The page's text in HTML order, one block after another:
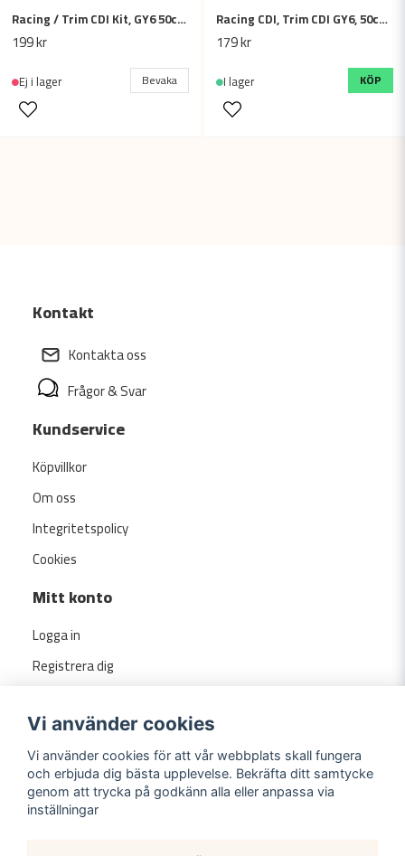
Racing / Trim CDI Kit, GY6 50cc 125cc, 150cc, 200cc
199 kr
Ej i lager Bevaka
Racing CDI, Trim CDI GY6, 50cc, 150cc, 200cc
179 kr
I lager KÖP
Kontakt
Kontakta oss
Frågor & Svar
Kundservice
Köpvillkor
Om oss
Integritetspolicy
Cookies
Mitt konto
Logga in
Registrera dig
Vi använder cookies
Vi använder cookies för att vår webbplats skall fungera
och erbjuda dig bästa upplevelse. Bekräfta ditt samtycke
genom att trycka på godkänn alla eller anpassa via
inställningar